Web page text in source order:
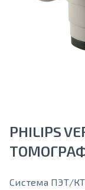
PHILIPS
Система ПЭТ/